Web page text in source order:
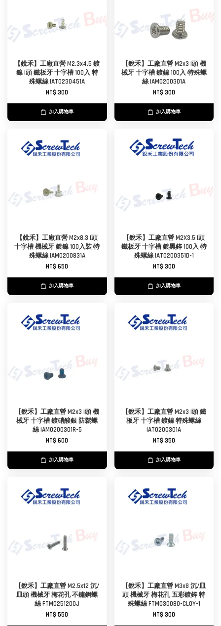
【銳禾】工廠直營 M2.3x4.5 鍍
鎳 I頭 鐵板牙 十字槽 100入 特
殊螺絲 IAT0230451A
NT$ 300
加入購物車
【銳禾】工廠直營 M2x3 I頭 機
械牙 十字槽 鍍鎳 100入 特殊螺
絲 IAM0200301A
NT$ 300
加入購物車
【銳禾】工廠直營 M2x8.3 I頭
十字槽 機械牙 鍍鎳 100入裝 特
殊螺絲 IAM0200831A
NT$ 650
加入購物車
【銳禾】工廠直營 M2X3.5 I頭
鐵板牙 十字槽 鍍黑鋅 100入 特
殊螺絲 IAT0200351D-1
NT$ 300
加入購物車
【銳禾】工廠直營 M2x3 I頭 機
械牙 十字槽 鍍硝酸銀 防鬆螺
絲 IAM0200301R-5
NT$ 600
加入購物車
【銳禾】工廠直營 M2x3 I頭 鐵
板牙 十字槽 鍍鎳 特殊螺絲
IAT0200301A
NT$ 350
加入購物車
【銳禾】工廠直營 M2.5x12 沉/
皿頭 機械牙 梅花孔 不鏽鋼螺
絲 FTM0251200J
NT$ 550
【銳禾】工廠直營 M3x8 沉/皿
頭 機械牙 梅花孔 五彩鍍鋅 特
殊螺絲 FTM030080-CL0Y-1
NT$ 300